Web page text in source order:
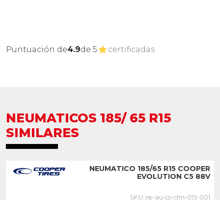
Puntuación de4.9de 5 certificadas
NEUMATICOS 185/ 65 R15
SIMILARES
NEUMATICO 185/65 R15 COOPER
EVOLUTION C5 88V
SKU: ne-au-co-chn-015-001